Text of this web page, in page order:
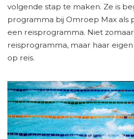
volgende stap te maken. Ze is
programma bij Omroep Max als
een reisprogramma. Niet
reisprogramma, maar haar
op reis.